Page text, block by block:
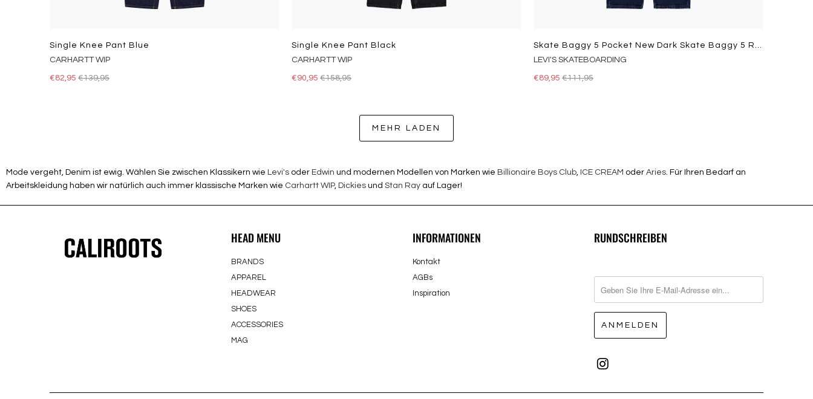
Single Knee Pant Blue
CARHARTT WIP
€82,95 €139,95
Single Knee Pant Black
CARHARTT WIP
€90,95 €158,95
Skate Baggy 5 Pocket New Dark Skate Baggy 5 Rinse
LEVI'S SKATEBOARDING
€89,95 €111,95
MEHR LADEN
Mode vergeht, Denim ist ewig. Wählen Sie zwischen Klassikern wie Levi's oder Edwin und modernen Modellen von Marken wie Billionaire Boys Club, ICE CREAM oder Aries. Für Ihren Bedarf an
Arbeitskleidung haben wir natürlich auch immer klassische Marken wie Carhartt WIP, Dickies und Stan Ray auf Lager!
HEAD MENU
BRANDS
APPAREL
HEADWEAR
SHOES
ACCESSORIES
MAG
INFORMATIONEN
Kontakt
AGBs
Inspiration
RUNDSCHREIBEN